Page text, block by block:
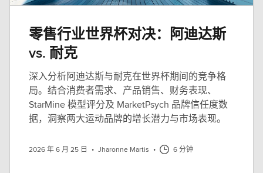
零售行业世界杯对决：阿迪达斯
vs. 耐克
深入分析阿迪达斯与耐克在世界杯期间的竞争格
局。结合消费者需求、产品销售、财务表现、
StarMine 模型评分及 MarketPsych 品牌信任度数
据，洞察两大运动品牌的增长潜力与市场表现。
2026 年 6 月 25 日 • Jharonne Martis • 6 分钟